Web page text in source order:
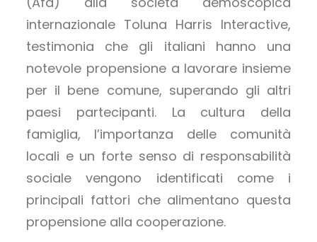
internazionale Toluna Harris Interactive,
testimonia che gli italiani hanno una
notevole propensione a lavorare insieme
per il bene comune, superando gli altri
paesi partecipanti. La cultura della
famiglia, l’importanza delle comunità
locali e un forte senso di responsabilità
sociale vengono identificati come i
principali fattori che alimentano questa
propensione alla cooperazione.